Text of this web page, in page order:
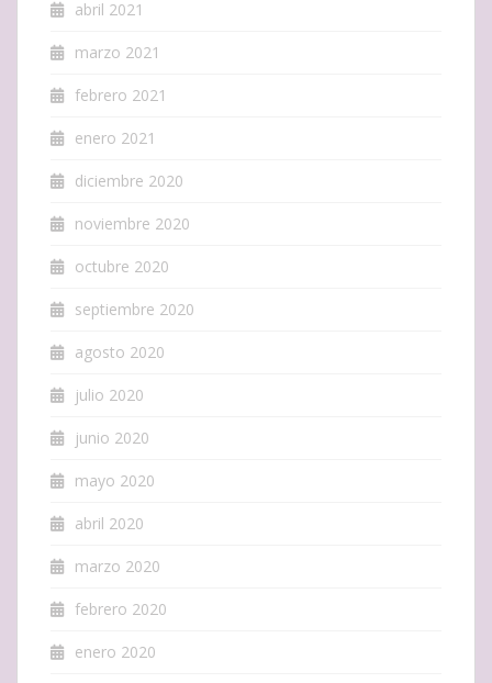
abril 2021
marzo 2021
febrero 2021
enero 2021
diciembre 2020
noviembre 2020
octubre 2020
septiembre 2020
agosto 2020
julio 2020
junio 2020
mayo 2020
abril 2020
marzo 2020
febrero 2020
enero 2020